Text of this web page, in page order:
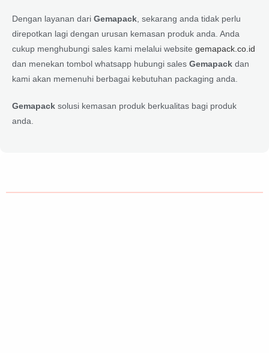
Dengan layanan dari Gemapack , sekarang anda tidak perlu
direpotkan lagi dengan urusan kemasan produk anda. Anda
cukup menghubungi sales kami melalui website gemapack.co.id
dan menekan tombol whatsapp hubungi sales Gemapack dan
kami akan memenuhi berbagai kebutuhan packaging anda.
Gemapack solusi kemasan produk berkualitas bagi produk
anda.